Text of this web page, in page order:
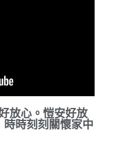
放心。愷安好放
時刻刻關懷家中